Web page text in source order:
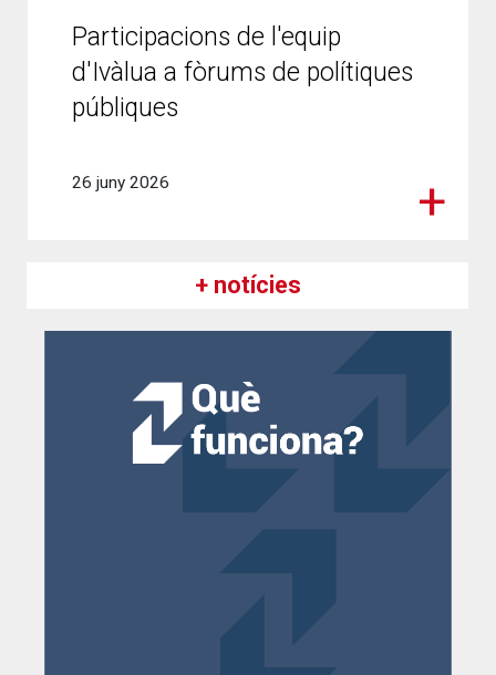
Participacions de l'equip
d'Ivàlua a fòrums de polítiques
públiques
+ notícies